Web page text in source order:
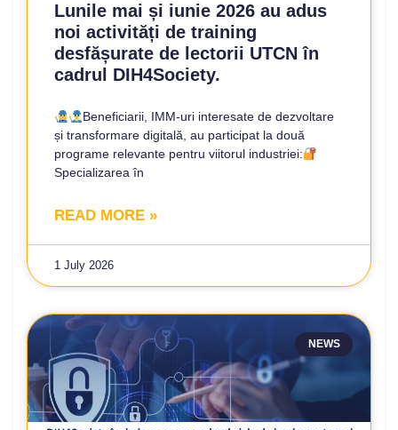
Lunile mai și iunie 2026 au adus
noi activități de training
desfășurate de lectorii UTCN în
cadrul DIH4Society.
Beneficiarii, IMM-uri interesate de dezvoltare
și transformare digitală, au participat la două
programe relevante pentru viitorul industriei:
Specializarea în
READ MORE »
1 July 2026
NEWS